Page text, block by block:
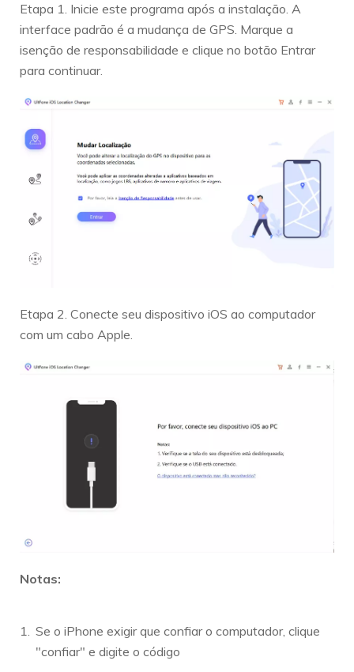
Etapa 1. Inicie este programa após a instalação. A
interface padrão é a mudança de GPS. Marque a
isenção de responsabilidade e clique no botão Entrar
para continuar.
Etapa 2. Conecte seu dispositivo iOS ao computador
com um cabo Apple.
Notas:
Se o iPhone exigir que confiar o computador, clique
"confiar" e digite o código